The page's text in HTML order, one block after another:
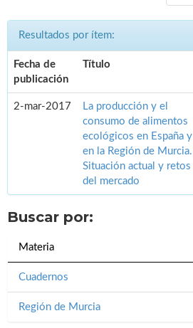
Resultados por ítem:
Fecha de
publicación
Título
2-mar-2017
La producción y el
consumo de alimentos
ecológicos en España y
en la Región de Murcia.
Situación actual y retos
del mercado
Buscar por:
Materia
Cuadernos
Región de Murcia